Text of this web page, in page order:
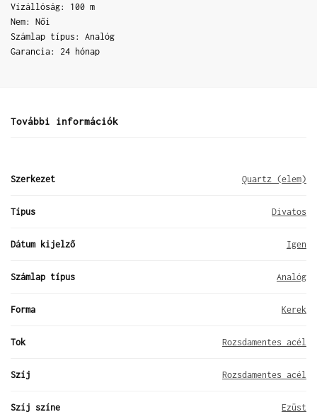
Vízállóság: 100 m
Nem: Női
Számlap típus: Analóg
Garancia: 24 hónap
További információk
Szerkezet Quartz (elem)
Típus Divatos
Dátum kijelző Igen
Számlap típus Analóg
Forma Kerek
Tok Rozsdamentes acél
Szíj Rozsdamentes acél
Szíj színe Ezüst